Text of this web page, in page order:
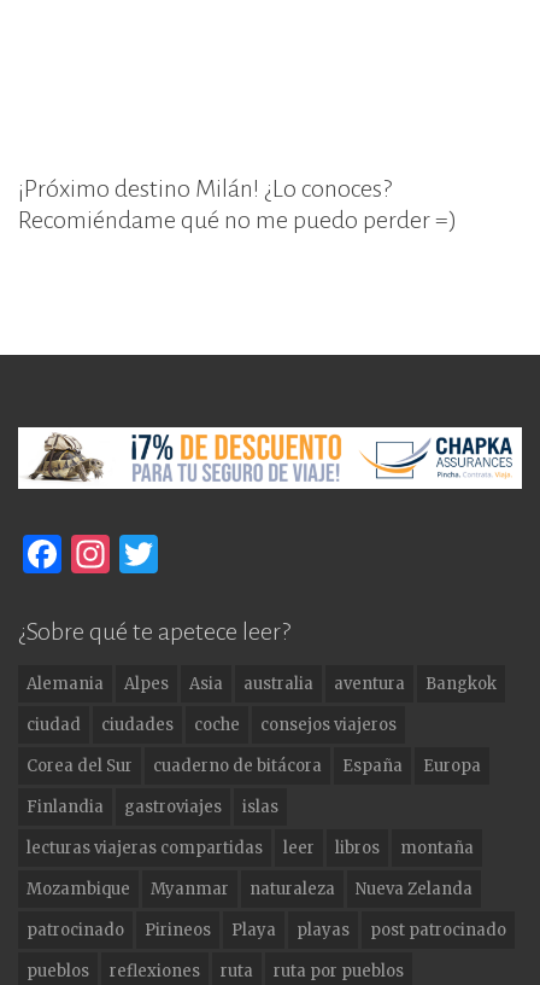
¡Próximo destino Milán! ¿Lo conoces?
Recomiéndame qué no me puedo perder =)
F
c
e
b
o
o
k
In
a
g
ra
m
it
te
r
¿Sobre qué te apetece leer?
Alemania Alpes Asia australia aventura
Bangkok
ciudad
ciudades coche
consejos viajeros
Corea del Sur
cuaderno de bitácora España
Europa
Finlandia
gastroviajes
islas
lecturas viajeras compartidas
leer libros
montaña
Mozambique
Myanmar naturaleza
Nueva Zelanda
patrocinado
Pirineos Playa playas
post patrocinado
pueblos
reflexiones ruta ruta por pueblos